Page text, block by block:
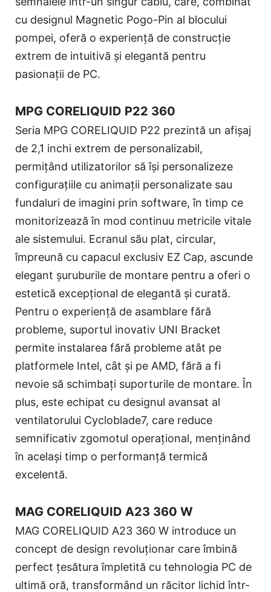
cu designul Magnetic Pogo-Pin al blocului
pompei, oferă o experiență de construcție
extrem de intuitivă și elegantă pentru
pasionații de PC.
MPG CORELIQUID P22 360
Seria MPG CORELIQUID P22 prezintă un afișaj
de 2,1 inchi extrem de personalizabil,
permițând utilizatorilor să își personalizeze
configurațiile cu animații personalizate sau
fundaluri de imagini prin software, în timp ce
monitorizează în mod continuu metricile vitale
ale sistemului. Ecranul său plat, circular,
împreună cu capacul exclusiv EZ Cap, ascunde
elegant șuruburile de montare pentru a oferi o
estetică excepțional de elegantă și curată.
Pentru o experiență de asamblare fără
probleme, suportul inovativ UNI Bracket
permite instalarea fără probleme atât pe
platformele Intel, cât și pe AMD, fără a fi
nevoie să schimbați suporturile de montare. În
plus, este echipat cu designul avansat al
ventilatorului Cycloblade7, care reduce
semnificativ zgomotul operațional, menținând
în același timp o performanță termică
excelentă.
MAG CORELIQUID A23 360 W
MAG CORELIQUID A23 360 W introduce un
concept de design revoluționar care îmbină
perfect țesătura împletită cu tehnologia PC de
ultimă oră, transformând un răcitor lichid într-